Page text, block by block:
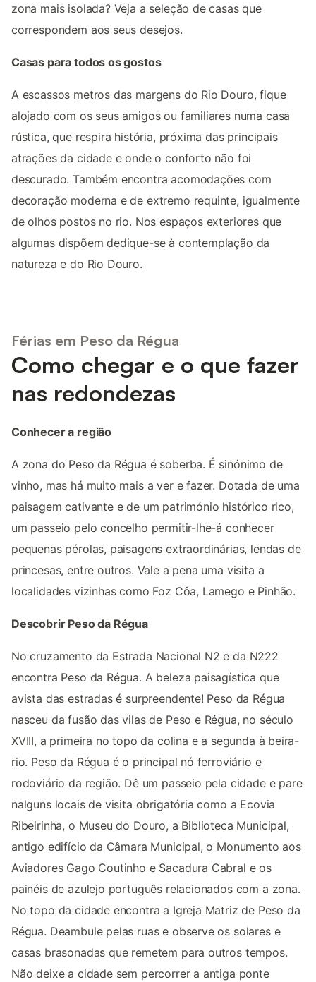
zona mais isolada? Veja a seleção de casas que
correspondem aos seus desejos.
Casas para todos os gostos
A escassos metros das margens do Rio Douro, fique
alojado com os seus amigos ou familiares numa casa
rústica, que respira história, próxima das principais
atrações da cidade e onde o conforto não foi
descurado. Também encontra acomodações com
decoração moderna e de extremo requinte, igualmente
de olhos postos no rio. Nos espaços exteriores que
algumas dispõem dedique-se à contemplação da
natureza e do Rio Douro.
Férias em Peso da Régua
Como chegar e o que fazer
nas redondezas
Conhecer a região
A zona do Peso da Régua é soberba. É sinónimo de
vinho, mas há muito mais a ver e fazer. Dotada de uma
paisagem cativante e de um património histórico rico,
um passeio pelo concelho permitir-lhe-á conhecer
pequenas pérolas, paisagens extraordinárias, lendas de
princesas, entre outros. Vale a pena uma visita a
localidades vizinhas como Foz Côa, Lamego e Pinhão.
Descobrir Peso da Régua
No cruzamento da Estrada Nacional N2 e da N222
encontra Peso da Régua. A beleza paisagística que
avista das estradas é surpreendente! Peso da Régua
nasceu da fusão das vilas de Peso e Régua, no século
XVIII, a primeira no topo da colina e a segunda à beira-
rio. Peso da Régua é o principal nó ferroviário e
rodoviário da região. Dê um passeio pela cidade e pare
nalguns locais de visita obrigatória como a Ecovia
Ribeirinha, o Museu do Douro, a Biblioteca Municipal,
antigo edifício da Câmara Municipal, o Monumento aos
Aviadores Gago Coutinho e Sacadura Cabral e os
painéis de azulejo português relacionados com a zona.
No topo da cidade encontra a Igreja Matriz de Peso da
Régua. Deambule pelas ruas e observe os solares e
casas brasonadas que remetem para outros tempos.
Não deixe a cidade sem percorrer a antiga ponte